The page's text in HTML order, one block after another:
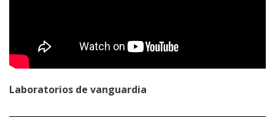
Laboratorios de vanguardia